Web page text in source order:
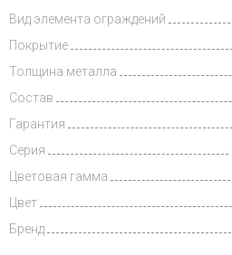
Вид элемента ограждений
Покрытие
Толщина металла
Состав
Гарантия
Серия
Цветовая гамма
Цвет
Бренд